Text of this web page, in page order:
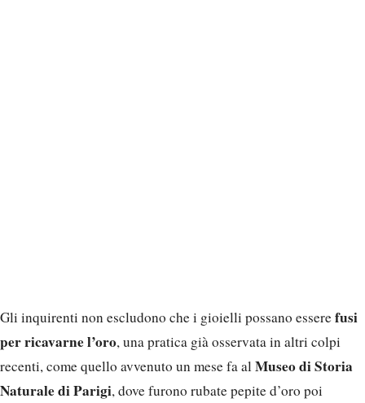
Gli inquirenti non escludono che i gioielli possano esserefusi
per ricavarne l’oro, una pratica già osservata in altri colpi
recenti, come quello avvenuto un mese fa alMuseo di Storia
Naturale di Parigi, dove furono rubate pepite d’oro poi